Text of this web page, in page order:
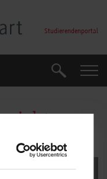
Studierendenportal
Suche